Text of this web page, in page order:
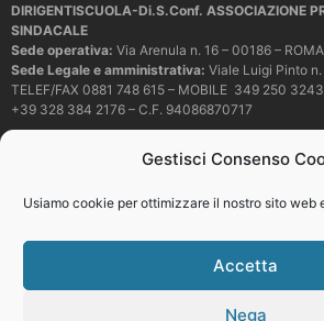
Gestisci Consenso
Usiamo cookie per ottimizzare il nostro sito web
Accetta
Nega
DIRIGENTISCUOLA-Di.S.Conf. ASSOCIAZIONE
SINDACALE
Sede operativa: Via Arenula n. 16 – 00186 – ROMA
Sede Legale e amministrativa: Viale Luigi Pinto n.
TELEF/FAX 0881 748 615 – MOBILE 349 250
+39 328 384 2176 – C.F. 94086870717
dirigentiscuola@pec.it
copiare o riprodurre in alcun modo i contenuti